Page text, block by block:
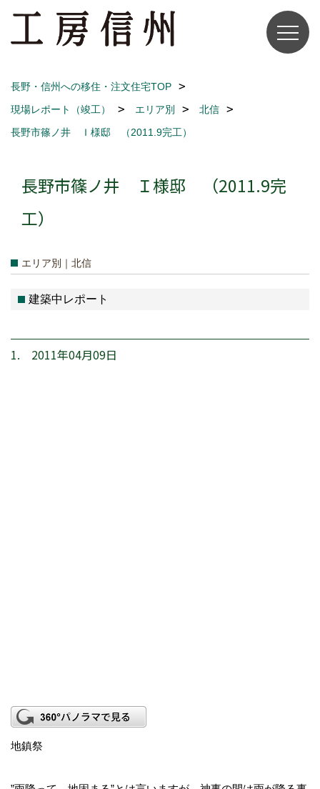
長野・信州への移住・注文住宅TOP
現場レポート（竣工）
エリア別
北信
長野市篠ノ井 Ｉ様邸 （2011.9完工）
長野市篠ノ井 Ｉ様邸 （2011.9完
工）
エリア別｜北信
建築中レポート
1. 2011年04月09日
地鎮祭